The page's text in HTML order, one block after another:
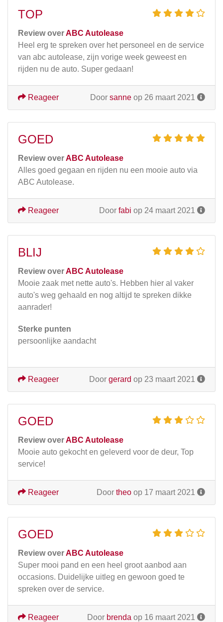
TOP
Review overABC Autolease
Heel erg te spreken over het personeel en de service
van abc autolease, zijn vorige week geweest en
rijden nu de auto. Super gedaan!
Door sanne op 26 maart 2021
Reageer
GOED
Review overABC Autolease
Alles goed gegaan en rijden nu een mooie auto via
ABC Autolease.
Door fabi op 24 maart 2021
Reageer
BLIJ
Review overABC Autolease
Mooie zaak met nette auto's. Hebben hier al vaker
auto's weg gehaald en nog altijd te spreken dikke
aanrader!
Sterke punten
persoonlijke aandacht
Door gerard op 23 maart 2021
Reageer
GOED
Review overABC Autolease
Mooie auto gekocht en geleverd voor de deur, Top
service!
Door theo op 17 maart 2021
Reageer
GOED
Review overABC Autolease
Super mooi pand en een heel groot aanbod aan
occasions. Duidelijke uitleg en gewoon goed te
spreken over de service.
Door brenda op 16 maart 2021
Reageer